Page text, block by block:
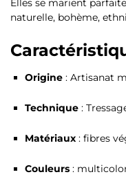
Elles se marient
naturelle, bohème,
Origine : Artisanat
Technique :
Matériaux : fibres
Couleurs :